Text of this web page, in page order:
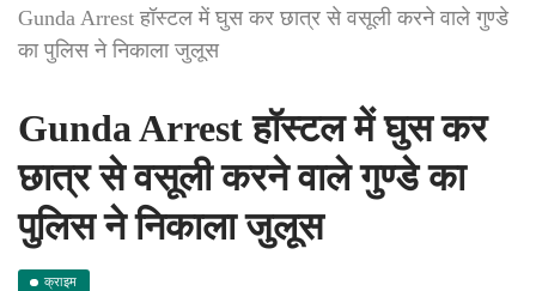
Gunda Arrest हॉस्टल में घुस कर छात्र से वसूली करने वाले गुण्डे
का पुलिस ने निकाला जुलूस
Gunda Arrest हॉस्टल में घुस कर
छात्र से वसूली करने वाले गुण्डे का
पुलिस ने निकाला जुलूस
क्राइम